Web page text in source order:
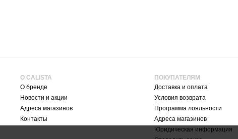
О CALISTA
О бренде
Новости и акции
Адреса магазинов
Контакты
ПОКУПАТЕЛЯМ
Доставка и оплата
Условия возврата
Программа лояльности
Адреса магазинов
Юридическая информация